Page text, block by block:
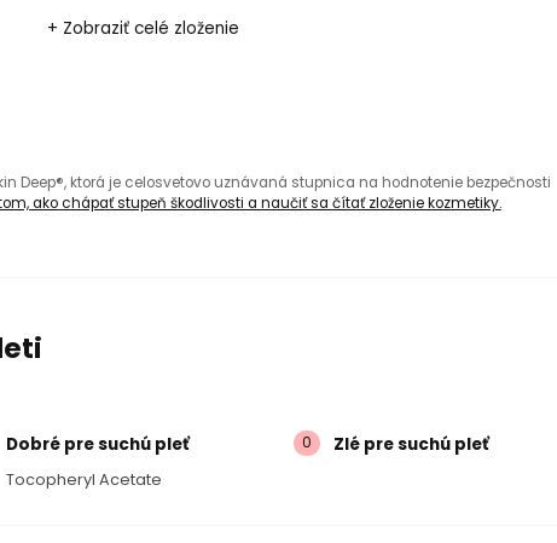
+ Zobraziť celé zloženie
Deep®, ktorá je celosvetovo uznávaná stupnica na hodnotenie bezpečnosti
ako chápať stupeň škodlivosti a naučiť sa čítať zloženie kozmetiky.
Dobré pre suchú pleť
Tocopheryl Acetate
0 Zlé pre suchú pleť